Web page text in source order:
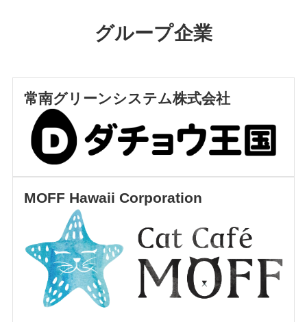
グループ企業
常南グリーンシステム株式会社
MOFF Hawaii Corporation